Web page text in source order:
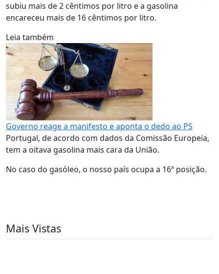
subiu mais de 2 cêntimos por litro e a gasolina
encareceu mais de 16 cêntimos por litro.
Leia também
Governo reage a manifesto e aponta o dedo ao PS
Portugal, de acordo com dados da Comissão Europeia,
tem a oitava gasolina mais cara da União.
No caso do gasóleo, o nosso país ocupa a 16ª posição.
Mais Vistas